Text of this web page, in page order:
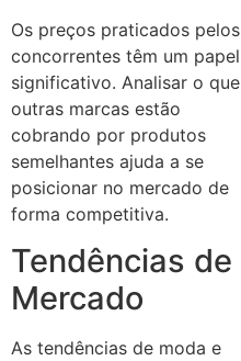
Os preços praticados pelos
concorrentes têm um papel
significativo. Analisar o que
outras marcas estão
cobrando por produtos
semelhantes ajuda a se
posicionar no mercado de
forma competitiva.
Tendências de
Mercado
As tendências de moda e